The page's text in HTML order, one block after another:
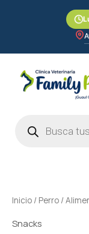
productos
Inicio / Perro /
Snacks